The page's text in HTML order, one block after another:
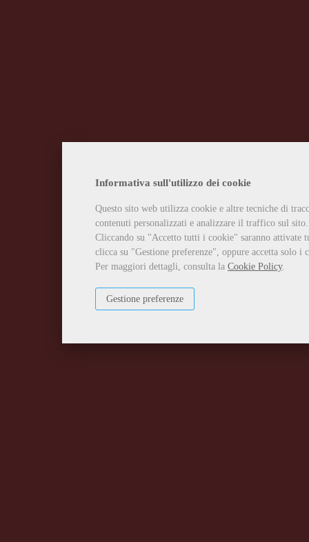
Informativa sull'utilizzo dei cookie
Questo sito web utilizza cookie e altre tecniche di
contenuti personalizzati e analizzare il traffico sul sito.
Cliccando su "Accetto tutti i cookie" saranno attivate
clicca su "Gestione preferenze", oppure accetta solo
Per maggiori dettagli, consulta la Cookie Policy.
Gestione preferenze